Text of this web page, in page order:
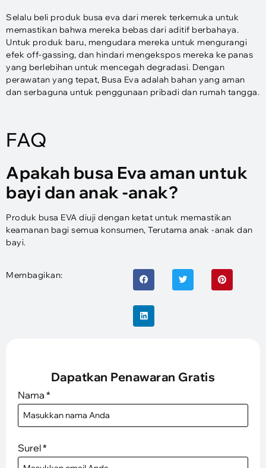
Selalu beli produk busa eva dari merek terkemuka untuk
memastikan bahwa mereka bebas dari aditif berbahaya.
Untuk produk baru, mengudara mereka untuk mengurangi
efek off-gassing, dan hindari mengekspos mereka ke panas
yang berlebihan untuk mencegah degradasi. Dengan
perawatan yang tepat, Busa Eva adalah bahan yang aman
dan serbaguna untuk penggunaan pribadi dan rumah tangga.
FAQ
Apakah busa Eva aman untuk
bayi dan anak -anak?
Produk busa EVA diuji dengan ketat untuk memastikan
keamanan bagi semua konsumen, Terutama anak -anak dan
bayi.
Membagikan:
Dapatkan Penawaran Gratis
Nama *
Surel*